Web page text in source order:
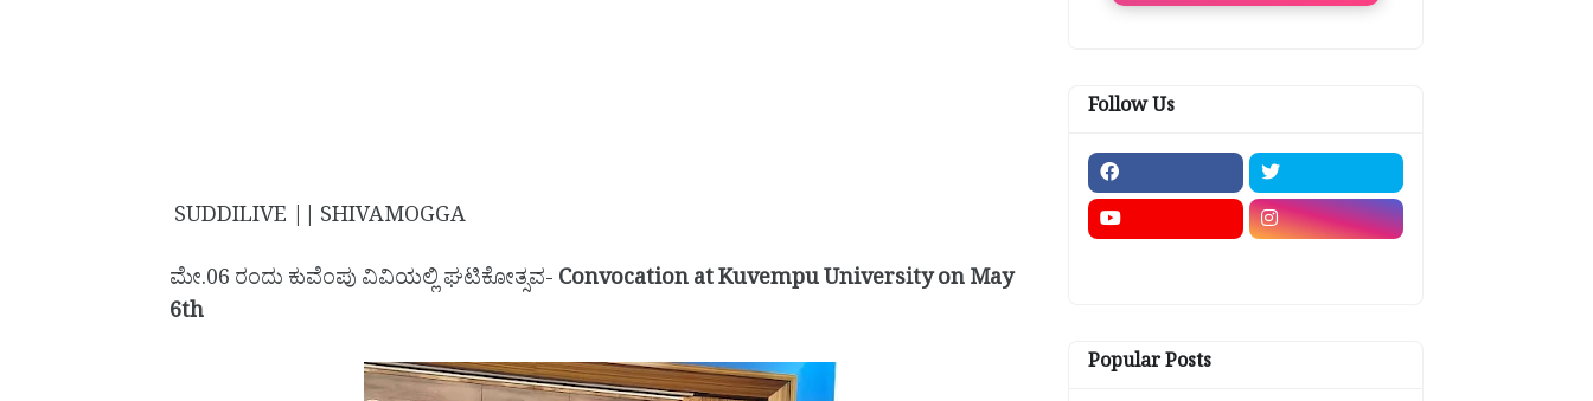
SUDDILIVE || SHIVAMOGGA
ಮೇ.06 ರಂದು ಕುವೆಂಪು ವಿವಿಯಲ್ಲಿ ಘಟಿಕೋತ್ಸವ- Convocation at Kuvempu University on May
6th
Follow Us
Popular Posts